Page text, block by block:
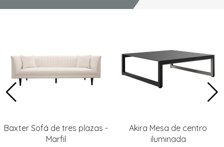
Baxter Sofá de tres plazas -
Marfil
Akira Mesa de centro
iluminada